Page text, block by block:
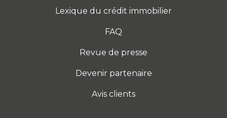
Lexique du crédit immobilier
FAQ
Revue de presse
Devenir partenaire
Avis clients